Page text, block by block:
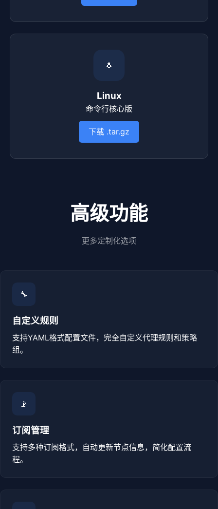
🐧
Linux
命令行核心版
下载 .tar.gz
高级功能
更多定制化选项
🔧
自定义规则
支持YAML格式配置文件，完全自定义代理规则和策略
组。
📡
订阅管理
支持多种订阅格式，自动更新节点信息，简化配置流
程。